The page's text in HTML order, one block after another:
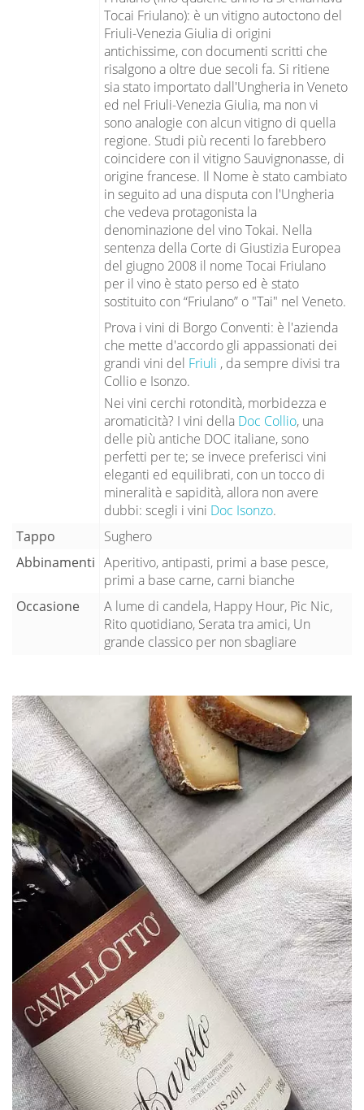
Tocai Friulano): è un vitigno autoctono del
Friuli-Venezia Giulia di origini
antichissime, con documenti scritti che
risalgono a oltre due secoli fa. Si ritiene
sia stato importato dall'Ungheria in Veneto
ed nel Friuli-Venezia Giulia, ma non vi
sono analogie con alcun vitigno di quella
regione. Studi più recenti lo farebbero
coincidere con il vitigno Sauvignonasse, di
origine francese. Il Nome è stato cambiato
in seguito ad una disputa con l'Ungheria
che vedeva protagonista la
denominazione del vino Tokai. Nella
sentenza della Corte di Giustizia Europea
del giugno 2008 il nome Tocai Friulano
per il vino è stato perso ed è stato
sostituito con “Friulano” o "Tai" nel Veneto.
Prova i vini di Borgo Conventi: è l'azienda
che mette d'accordo gli appassionati dei
grandi vini del Friuli , da sempre divisi tra
Collio e Isonzo.
Nei vini cerchi rotondità, morbidezza e
aromaticità? I vini della Doc Collio, una
delle più antiche DOC italiane, sono
perfetti per te; se invece preferisci vini
eleganti ed equilibrati, con un tocco di
mineralità e sapidità, allora non avere
dubbi: scegli i vini Doc Isonzo.
Tappo
Sughero
Abbinamenti Aperitivo, antipasti, primi a base pesce,
primi a base carne, carni bianche
Occasione
A lume di candela, Happy Hour, Pic Nic,
Rito quotidiano, Serata tra amici, Un
grande classico per non sbagliare